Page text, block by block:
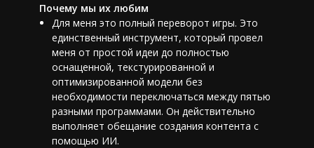
Почему мы их любим
Для меня это полный переворот игры. Это
единственный инструмент, который провел
меня от простой идеи до полностью
оснащенной, текстурированной и
оптимизированной модели без
необходимости переключаться между пятью
разными программами. Он действительно
выполняет обещание создания контента с
помощью ИИ.